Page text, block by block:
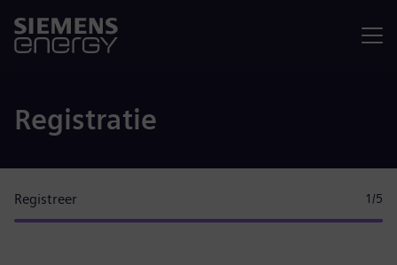
Registratie
Registreer 1 /5